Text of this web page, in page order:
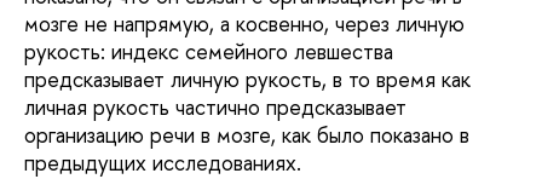
мозге не напрямую, а косвенно, через личную
рукость: индекс семейного левшества
предсказывает личную рукость, в то время как
личная рукость частично предсказывает
организацию речи в мозге, как было показано в
предыдущих исследованиях.